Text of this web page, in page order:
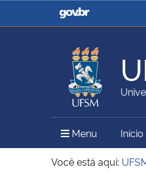
Casa Civil
Ministério da
Pecuária e
Ministério do Meio
Menu MenuInício
Você está aqui: